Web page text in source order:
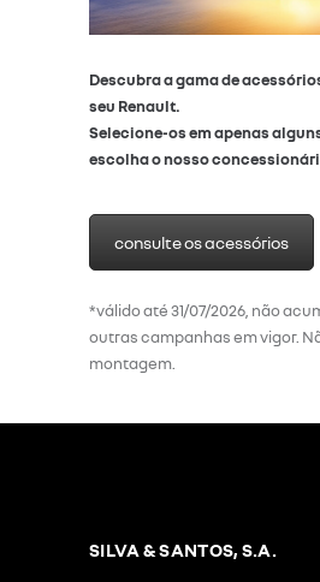
Descubra a gama de
seu Renault.
Selecione-os em apenas
escolha o nosso
consulte os acessórios
*válido até 31/07/2026, não
outras campanhas em vigor.
montagem.
SILVA & SANTOS, S.A.